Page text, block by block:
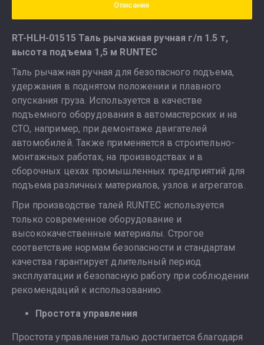
Описание
RT-HLH-01515 Таль рычажная ручная г/п 1.5 т,
высота подъема 1,5 м RUNTEC
Таль рычажная ручная для безопасного подъема,
удержания в поднятом положении и плавного
опускания груза. Используется в качестве
подъемного оборудования в автомастерских и на
СТО, например, при демонтаже двигателей
автомобилей. Также применяется в строительно-
монтажных работах, на производствах и в
сборочных цехах промышленных предприятий для
подъема различных материалов, узлов и агрегатов.
При производстве талей RUNTEC используется
только современное оборудование и
высококачественные материалы. Строгое
соответствие нормам безопасности и стандартам
качества гарантирует длительный период
эксплуатации и безопасную работу при соблюдении
рекомендаций к использованию.
Простота управления
Простота управления талью достигается благодаря